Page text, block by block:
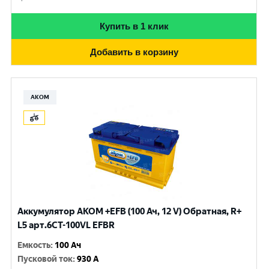
Купить в 1 клик
Добавить в корзину
АКОМ
Аккумулятор AKOM +EFB (100 Ач, 12 V) Обратная, R+
L5 арт.6СТ-100VL EFBR
Емкость: 100 Ач
Пусковой ток:930 A